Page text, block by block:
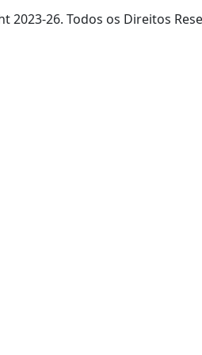
2023-26. Todos os Direitos